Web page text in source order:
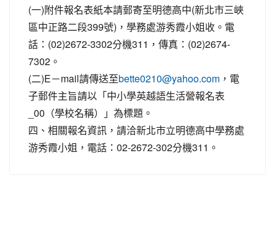
(一)附件報名表紙本請郵寄至明德高中(新北市三峽
區中正路二段399號)，學務處游秀霞小姐收。電
話：(02)2672-3302分機311，傳真：(02)2674-
7302。
(二)E－mail請傳送至bette0210@yahoo.com ，電
子郵件主旨請以「中小學英越語生活營報名表
_00（學校名稱）」為標題。
四、相關報名資訊，請洽新北市立明德高中學務處
游秀霞小姐，電話：02-2672-302分機311。